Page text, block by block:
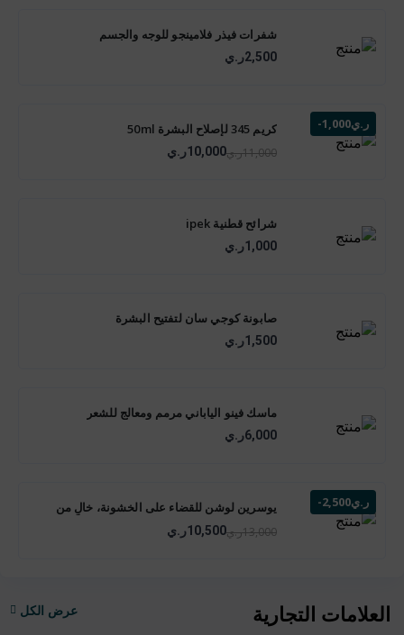
شفرات فيذر فلامينجو للوجه والجسم
2,500ر.ي
-1,000ر.ي كريم 345 لإصلاح البشرة 50ml
11,000ر.ي 10,000ر.ي
شرائح قطنية ipek
1,000ر.ي
صابونة كوجي سان لتفتيح البشرة
1,500ر.ي
ماسك فينو الياباني مرمم ومعالج للشعر
6,000ر.ي
-2,500ر.ي
يوسرين لوشن للقضاء على الخشونة، خالٍ من
13,000ر.ي 10,500ر.ي
العلامات التجارية عرض الكل